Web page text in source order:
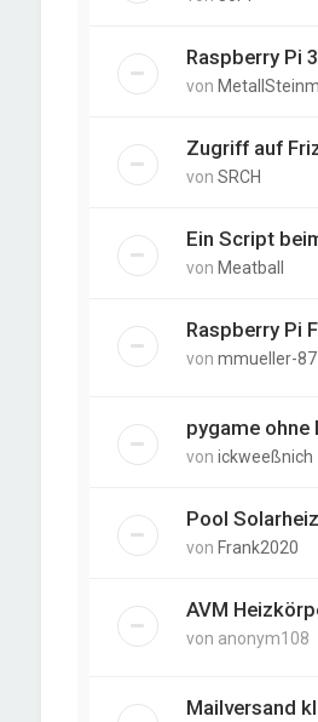
Raspberry Pi
von
Zugriff auf
von SRCH
Ein Script
von Meatball
Raspberry Pi
von mmueller-87
pygame ohne
von ickweeßnich
Pool
von Frank2020
AVM
von anonym108
Mailversand